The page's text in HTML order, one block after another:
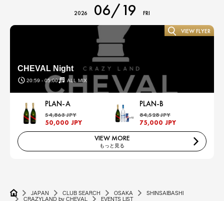
2026 06/19 FRI
CHEVAL Night
20:59 - 05:00 ALL MIX
VIEW FLYER
PLAN-A
54,863 JPY
50,000 JPY
PLAN-B
84,528 JPY
75,000 JPY
VIEW MORE
もっと見る
JAPAN CLUB SEARCH OSAKA
SHINSAIBASHI
CRAZYLAND by CHEVAL
EVENTS LIST